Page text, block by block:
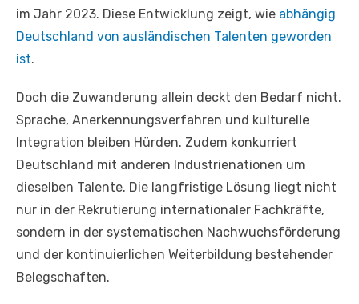
im Jahr 2023. Diese Entwicklung zeigt, wie abhängig
Deutschland von ausländischen Talenten geworden
ist.
Doch die Zuwanderung allein deckt den Bedarf nicht.
Sprache, Anerkennungsverfahren und kulturelle
Integration bleiben Hürden. Zudem konkurriert
Deutschland mit anderen Industrienationen um
dieselben Talente. Die langfristige Lösung liegt nicht
nur in der Rekrutierung internationaler Fachkräfte,
sondern in der systematischen Nachwuchsförderung
und der kontinuierlichen Weiterbildung bestehender
Belegschaften.